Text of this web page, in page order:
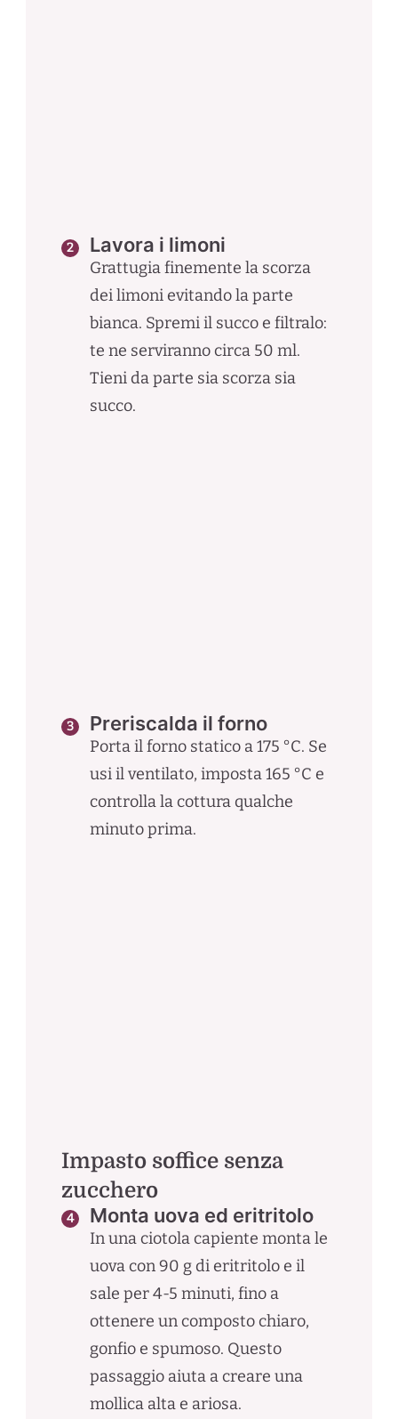
Lavora i limoni
Grattugia finemente la scorza
dei limoni evitando la parte
bianca. Spremi il succo e filtralo:
te ne serviranno circa 50 ml.
Tieni da parte sia scorza sia
succo.
Preriscalda il forno
Porta il forno statico a 175 °C. Se
usi il ventilato, imposta 165 °C e
controlla la cottura qualche
minuto prima.
Impasto soffice senza
zucchero
Monta uova ed eritritolo
In una ciotola capiente monta le
uova con 90 g di eritritolo e il
sale per 4-5 minuti, fino a
ottenere un composto chiaro,
gonfio e spumoso. Questo
passaggio aiuta a creare una
mollica alta e ariosa.